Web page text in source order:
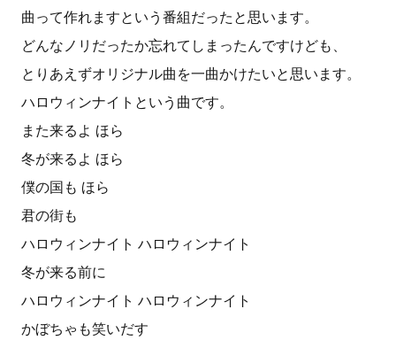
曲って作れますという番組だったと思います。
どんなノリだったか忘れてしまったんですけども、
とりあえずオリジナル曲を一曲かけたいと思います。
ハロウィンナイトという曲です。
また来るよ ほら
冬が来るよ ほら
僕の国も ほら
君の街も
ハロウィンナイト ハロウィンナイト
冬が来る前に
ハロウィンナイト ハロウィンナイト
かぼちゃも笑いだす